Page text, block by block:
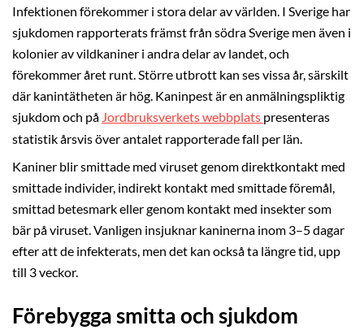
Infektionen förekommer i stora delar av världen. I Sverige har
sjukdomen rapporterats främst från södra Sverige men även i
kolonier av vildkaniner i andra delar av landet, och
förekommer året runt. Större utbrott kan ses vissa år, särskilt
där kanintätheten är hög. Kaninpest är en anmälningspliktig
sjukdom och på Jordbruksverkets webbplats presenteras
statistik årsvis över antalet rapporterade fall per län.
Kaniner blir smittade med viruset genom direktkontakt med
smittade individer, indirekt kontakt med smittade föremål,
smittad betesmark eller genom kontakt med insekter som
bär på viruset. Vanligen insjuknar kaninerna inom 3–5 dagar
efter att de infekterats, men det kan också ta längre tid, upp
till 3 veckor.
Förebygga smitta och sjukdom